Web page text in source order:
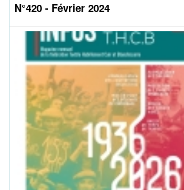
N°420 - Février 2024